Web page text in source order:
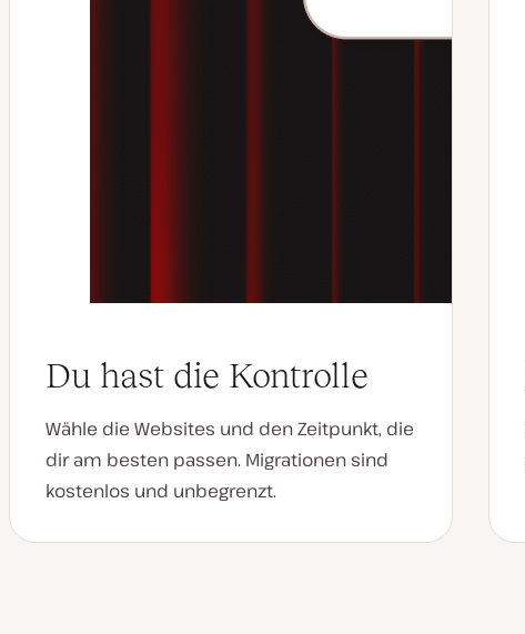
Du hast die Kontrolle
Wähle die Websites und den Zeitpunkt, die
dir am besten passen. Migrationen sind
kostenlos und unbegrenzt.